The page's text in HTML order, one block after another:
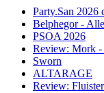
Party.San 2026
Belphegor -
PSOA 2026
Review: Mork
Sworn
ALTARAGE
Review: